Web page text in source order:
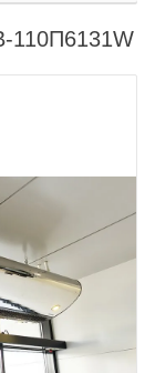
110П6131W